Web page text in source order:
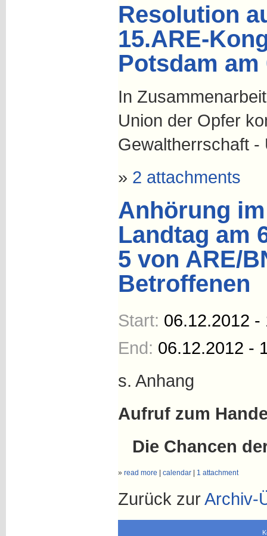
Resolution
15.ARE-
Potsdam am
In
Union der Opfer
Gewaltherrschaft -
» 2 attachments
Anhörung
Landtag am
5 von ARE/
Betroffenen
Start: 06.12.2012 -
End: 06.12.2012 -
s. Anhang
Aufruf zum
Die Chancen
» read more | calendar| 1 attachment
Zurück zurArchiv-